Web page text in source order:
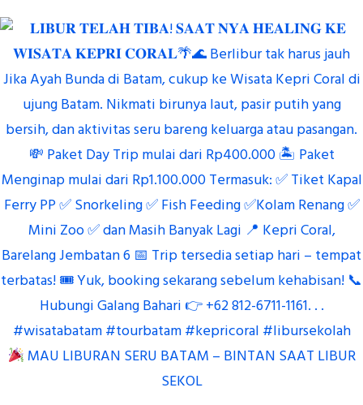
MAU LIBURAN SERU BATAM – BINTAN SAAT LIBUR
SEKOL